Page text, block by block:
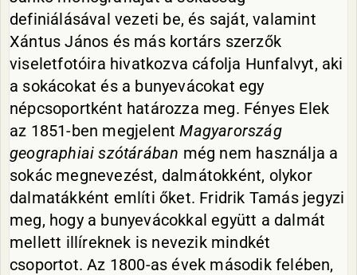
definiálásával vezeti be, és saját, valamint
Xántus János és más kortárs szerzők
viseletfotóira hivatkozva cáfolja Hunfalvyt, aki
a sokácokat és a bunyevácokat egy
népcsoportként határozza meg. Fényes Elek
az 1851-ben megjelentMagyarország
geographiai szótárában még nem használja a
sokác megnevezést, dalmátokként, olykor
dalmatákként említi őket. Fridrik Tamás jegyzi
meg, hogy a bunyevácokkal együtt a dalmát
mellett illíreknek is nevezik mindkét
csoportot. Az 1800-as évek második felében,